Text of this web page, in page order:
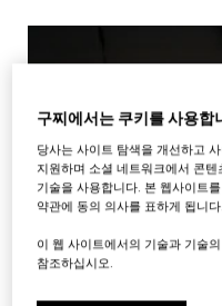
구찌에서는 쿠키를 사용합
당사는 사이트 탐색을 개선하고
지원하며 소셜 네트워크에서 콘
기술을 사용합니다. 본 웹사이트
약관에 동의 의사를 표하게 됩니다.
이 웹 사이트에서의 기술과 기술
참조하십시오.